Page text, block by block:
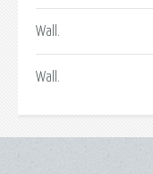
Wall.
Wall.